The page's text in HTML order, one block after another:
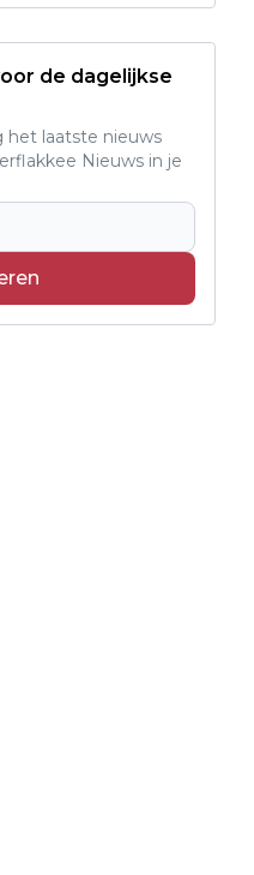
de dagelijkse
het laatste nieuws
Nieuws in je